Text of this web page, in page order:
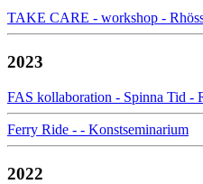
TAKE CARE - workshop -
2023
FAS kollaboration - Spinna Tid -
Ferry Ride - - Konstseminarium
2022